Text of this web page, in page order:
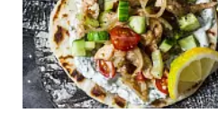
detail
-
section